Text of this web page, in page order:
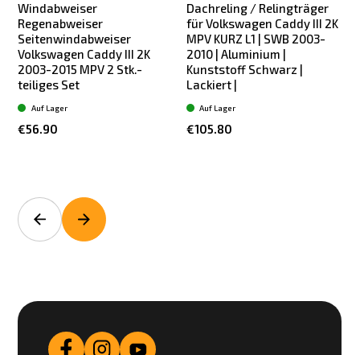
Windabweiser
Regenabweiser
Seitenwindabweiser
Volkswagen Caddy III 2K
2003-2015 MPV 2 Stk.-
teiliges Set
€56.90
Auf Lager
Dachreling / Relingträger
für Volkswagen Caddy III 2K
MPV KURZ L1 | SWB 2003-
2010 | Aluminium |
Kunststoff Schwarz |
Lackiert |
€105.80
Auf Lager